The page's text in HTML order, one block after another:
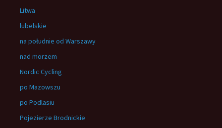
Litwa
lubelskie
na południe od Warszawy
nad morzem
Nordic Cycling
po Mazowszu
po Podlasiu
Pojezierze Brodnickie